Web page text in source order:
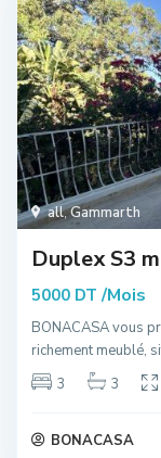
all,Gammarth
Duplex S3
5000 DT/Mois
BONACASA vous
richement meublé,
3
3
BONACASA